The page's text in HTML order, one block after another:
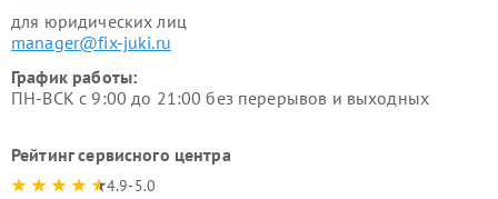
для юридических лиц
manager@fix-juki.ru
График работы:
ПН-ВСК с 9:00 до 21:00 без перерывов и выходных
Рейтинг сервисного центра
4.9-5.0